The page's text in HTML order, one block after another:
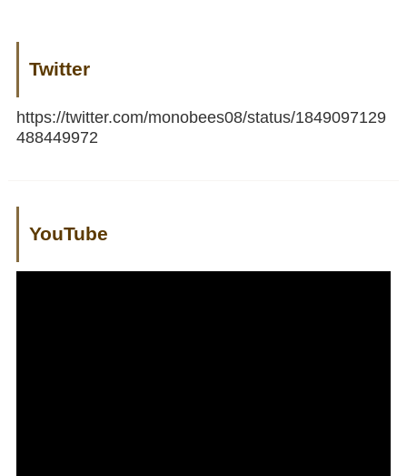
Twitter
https://twitter.com/monobees08/status/1849097129
488449972
YouTube